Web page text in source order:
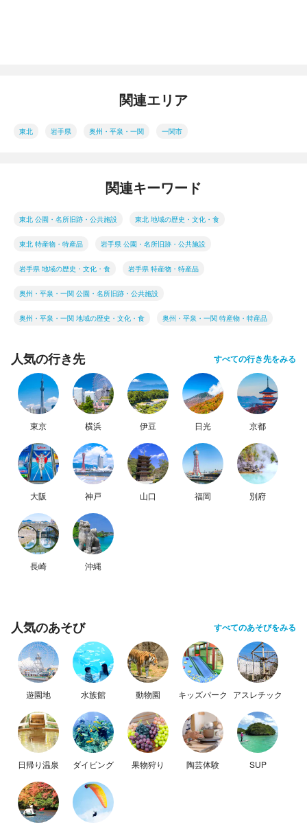
関連エリア
東北 岩手県 奥州・平泉・一関 一関市
関連キーワード
東北 公園・名所旧跡・公共施設 東北 地域の歴史・文化・食
東北 特産物・特産品 岩手県 公園・名所旧跡・公共施設
岩手県 地域の歴史・文化・食 岩手県 特産物・特産品
奥州・平泉・一関 公園・名所旧跡・公共施設
奥州・平泉・一関 地域の歴史・文化・食 奥州・平泉・一関 特産物・特産品
人気の行き先 すべての行き先をみる
東京 横浜 伊豆 日光 京都
大阪 神戸 山口 福岡 別府
長崎 沖縄
人気のあそび すべてのあそびをみる
遊園地 水族館 動物園 キッズパーク アスレチック
日帰り温泉 ダイビング 果物狩り 陶芸体験 SUP